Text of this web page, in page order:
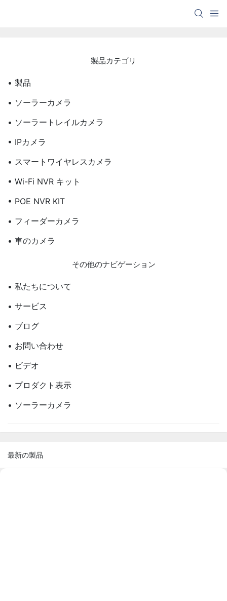
製品カテゴリ
• 製品
• ソーラーカメラ
• ソーラートレイルカメラ
• IPカメラ
• スマートワイヤレスカメラ
• Wi-Fi NVR キット
• POE NVR KIT
• フィーダーカメラ
• 車のカメラ
その他のナビゲーション
• 私たちについて
• サービス
• ブログ
• お問い合わせ
• ビデオ
• プロダクト表示
• ソーラーカメラ
最新の製品